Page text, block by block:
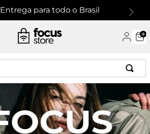
Entrega para todo o Brasil